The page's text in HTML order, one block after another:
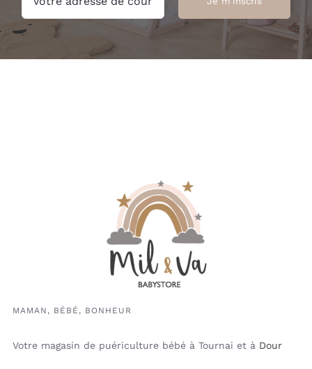
MAMAN, BÉBÉ, BONHEUR
Votre magasin de puériculture bébé à Tournai et à Dour